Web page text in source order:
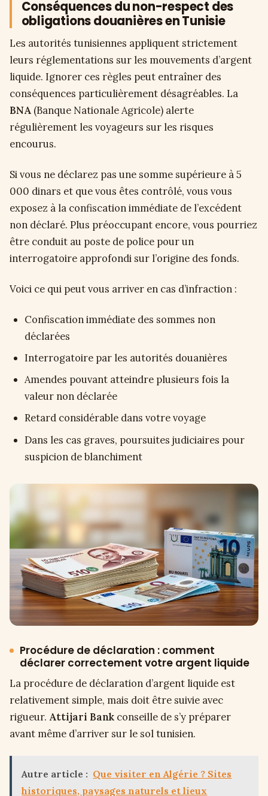
Conséquences du non-respect des
obligations douanières en Tunisie
Les autorités tunisiennes appliquent strictement
leurs réglementations sur les mouvements d’argent
liquide. Ignorer ces règles peut entraîner des
conséquences particulièrement désagréables. La
BNA (Banque Nationale Agricole) alerte
régulièrement les voyageurs sur les risques
encourus.
Si vous ne déclarez pas une somme supérieure à 5
000 dinars et que vous êtes contrôlé, vous vous
exposez à la confiscation immédiate de l’excédent
non déclaré. Plus préoccupant encore, vous pourriez
être conduit au poste de police pour un
interrogatoire approfondi sur l’origine des fonds.
Voici ce qui peut vous arriver en cas d’infraction :
Confiscation immédiate des sommes non
déclarées
Interrogatoire par les autorités douanières
Amendes pouvant atteindre plusieurs fois la
valeur non déclarée
Retard considérable dans votre voyage
Dans les cas graves, poursuites judiciaires pour
suspicion de blanchiment
Procédure de déclaration : comment
déclarer correctement votre argent liquide
La procédure de déclaration d’argent liquide est
relativement simple, mais doit être suivie avec
rigueur. Attijari Bank conseille de s’y préparer
avant même d’arriver sur le sol tunisien.
Autre article : Que visiter en Algérie ? Sites
historiques, paysages naturels et lieux